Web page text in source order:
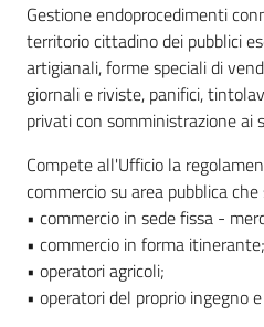
Gestione endoprocedimenti
territorio cittadino dei pubblici
artigianali, forme speciali di
giornali e riviste, panifici,
privati ​​con somministrazione ai
Compete all'Ufficio la
commercio su area pubblica
• commercio in sede fissa -
• commercio in forma itinerante;
• operatori agricoli;
• operatori del proprio ingegno